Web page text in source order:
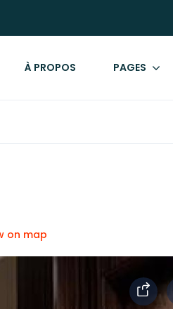
À PROPOS PAGES
on map